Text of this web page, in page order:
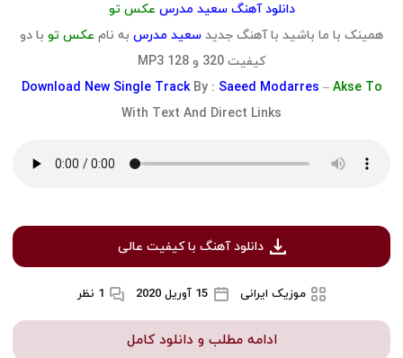
دانلود آهنگ سعید مدرس عکس تو
همینک با ما باشید با آهنگ جدید سعید مدرس به نام عکس تو با دو
کیفیت 320 و 128 MP3
Download New Single Track By : Saeed Modarres – Akse To
With Text And Direct Links
دانلود آهنگ با کیفیت عالی
موزیک ایرانی 15 آوریل 2020 1 نظر
ادامه مطلب و دانلود کامل